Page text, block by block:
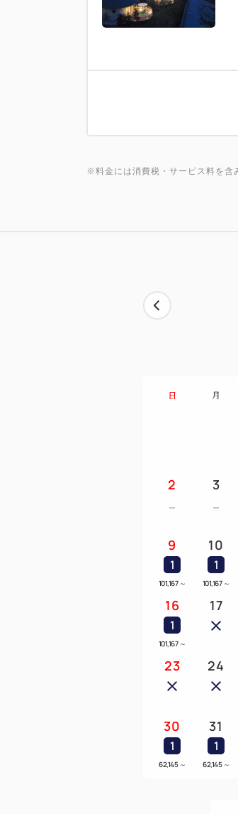
※料金には消費税・サービス料を含
日 月
2 3
9
1
101,167 ～
10
1
101,167 ～
16
1
101,167 ～
17
23 24
30
1
62,145 ～
31
1
62,145 ～